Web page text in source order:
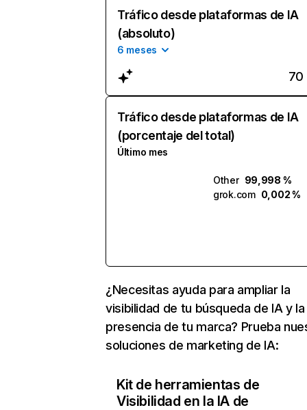
Tráfico desde plataformas de IA
(absoluto)
6 meses
70
Tráfico desde plataformas de IA
(porcentaje del total)
Último mes
Other 99,998 %
grok.com 0,002 %
¿Necesitas ayuda para ampliar la
visibilidad de tu búsqueda de IA y la
presencia de tu marca? Prueba
soluciones de marketing de IA:
Kit de herramientas de
Visibilidad en la IA de